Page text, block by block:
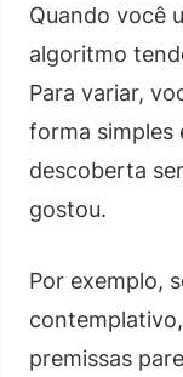
Quando você
algoritmo
Para variar,
forma simples
descoberta
gostou.
Por exemplo,
premissas